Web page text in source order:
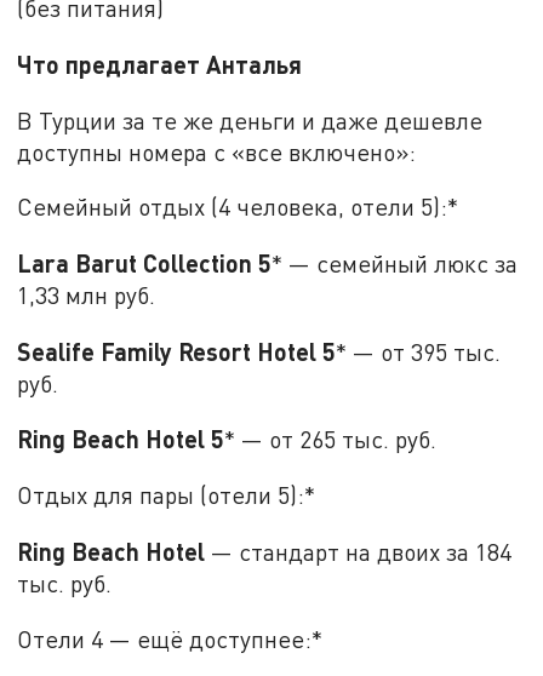
(без питания)
Что предлагает Анталья
В Турции за те же деньги и даже дешевле
доступны номера с «все включено»:
Семейный отдых (4 человека, отели 5):*
Lara Barut Collection 5* — семейный люкс за
1,33 млн руб.
Sealife Family Resort Hotel 5* — от 395 тыс.
руб.
Ring Beach Hotel 5* — от 265 тыс. руб.
Отдых для пары (отели 5):*
Ring Beach Hotel — стандарт на двоих за 184
тыс. руб.
Отели 4 — ещё доступнее:*